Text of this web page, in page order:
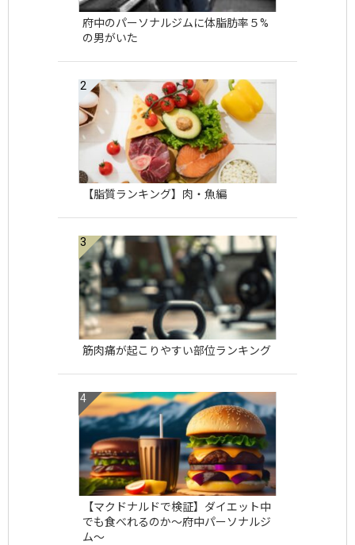
府中のパーソナルジムに体脂肪率５%
の男がいた
【脂質ランキング】肉・魚編
筋肉痛が起こりやすい部位ランキング
【マクドナルドで検証】ダイエット中
でも食べれるのか〜府中パーソナルジ
ム〜